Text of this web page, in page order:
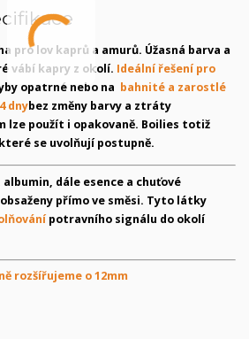
pro lov kaprů a amurů. Úžasná barva a
vábí kapry z okolí. Ideální řešení pro
opatrné nebo na bahnité a zarostlé
dnybez změny barvy a ztráty
lze použít i opakovaně. Boilies totiž
se uvolňují postupně.
dále esence a chuťové
přímo ve směsi. Tyto látky
potravního signálu do okolí
rozšířujeme o 12mm